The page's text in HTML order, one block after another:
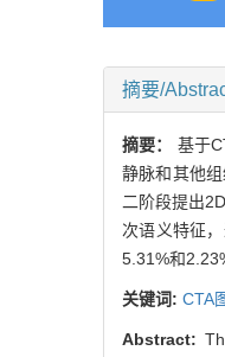
摘要/
摘要： 基于
静脉和其他
二阶段提出
次语义特征
5.31%和
关键词: CTA
Abstract: